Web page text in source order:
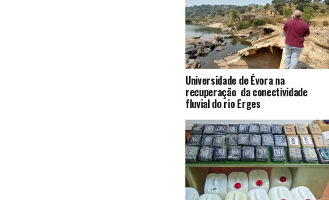
Universidade de Évora na
recuperação da conectividade
fluvial do rio Erges